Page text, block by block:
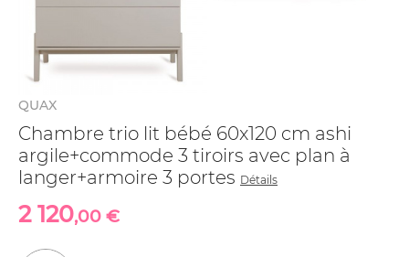
QUAX
Chambre trio lit bébé 60x120 cm ashi
argile+commode 3 tiroirs avec plan à
langer+armoire 3 portes Détails
2 120,00 €